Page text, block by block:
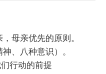
母亲优先的原则。
、八种意识）。
行动的前提